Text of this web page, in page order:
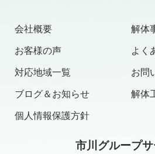
会社概要
解体
お客様の声
よく
対応地域一覧
お問
ブログ＆お知らせ
解体
個人情報保護方針
市川グループ